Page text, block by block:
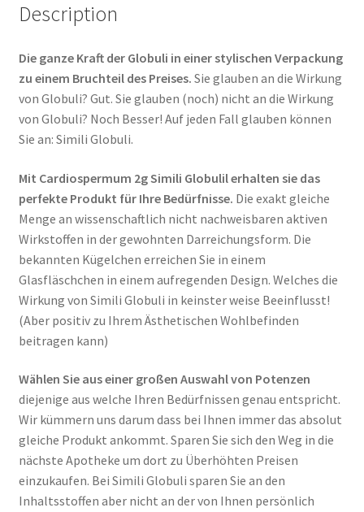
Description
Die ganze Kraft der Globuli in einer stylischen Verpackung
zu einem Bruchteil des Preises. Sie glauben an die Wirkung
von Globuli? Gut. Sie glauben (noch) nicht an die Wirkung
von Globuli? Noch Besser! Auf jeden Fall glauben können
Sie an: Simili Globuli.
Mit Cardiospermum 2g Simili Globulil erhalten sie das
perfekte Produkt für Ihre Bedürfnisse. Die exakt gleiche
Menge an wissenschaftlich nicht nachweisbaren aktiven
Wirkstoffen in der gewohnten Darreichungsform. Die
bekannten Kügelchen erreichen Sie in einem
Glasfläschchen in einem aufregenden Design. Welches die
Wirkung von Simili Globuli in keinster weise Beeinflusst!
(Aber positiv zu Ihrem Ästhetischen Wohlbefinden
beitragen kann)
Wählen Sie aus einer großen Auswahl von Potenzen
diejenige aus welche Ihren Bedürfnissen genau entspricht.
Wir kümmern uns darum dass bei Ihnen immer das absolut
gleiche Produkt ankommt. Sparen Sie sich den Weg in die
nächste Apotheke um dort zu Überhöhten Preisen
einzukaufen. Bei Simili Globuli sparen Sie an den
Inhaltsstoffen aber nicht an der von Ihnen persönlich